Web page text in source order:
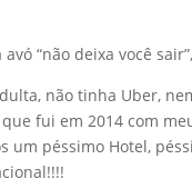
“não deixa você
não tinha Uber,
fui em 2014 com
um péssimo Hotel,